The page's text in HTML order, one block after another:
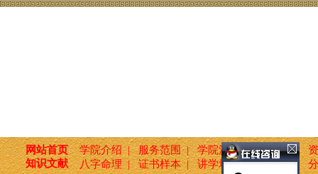
网站首页 学院介绍 | 服务范围 | 学院活动 | 新闻报道 |
知识文献
八字命理 | 证书样本 | 讲学培训 | 国学文化 |